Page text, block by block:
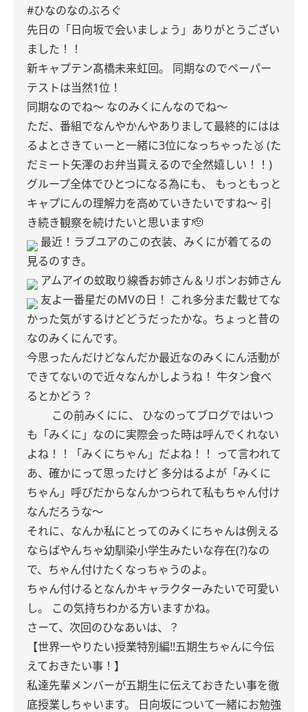
#ひなのなのぶろぐ
先日の「日向坂で会いましょう」ありがとうござい
ました！！
新キャプテン髙橋未来虹回。
同期なのでペーパー
テストは当然1位！
同期なのでね〜 なのみくにんなのでね〜
ただ、番組でなんやかんやありまして最終的にはは
るよとさきてぃーと一緒に3位になっちゃった🥉 (た
だミート矢澤のお弁当貰えるので全然嬉しい！！)
グループ全体でひとつになる為にも、
もっともっと
キャプにんの理解力を高めていきたいですね〜 引
き続き観察を続けたいと思います🫡
最近！ラブユアのこの衣装、みくにが着てるの
見るのすき。
アムアイの蚊取り線香お姉さん＆リボンお姉さん
友よ一番星だのMVの日！ これ多分まだ載せてな
かった気がするけどどうだったかな。ちょっと昔の
なのみくにんです。
今思ったんだけどなんだか最近なのみくにん活動が
できてないので近々なんかしようね！ 牛タン食べ
るとかどう？
この前みくにに、
ひなのってブログではいつ
も「みくに」なのに実際会った時は呼んでくれない
よね！！「みくにちゃん」だよね！！ って言われて
あ、確かにって思ったけど 多分はるよが「みくに
ちゃん」呼びだからなんかつられて私もちゃん付け
なんだろうな〜
それに、なんか私にとってのみくにちゃんは例える
ならばやんちゃ幼馴染小学生みたいな存在(?)なの
で、ちゃん付けたくなっちゃうのよ。
ちゃん付けるとなんかキャラクターみたいで可愛い
し。
この気持ちわかる方いますかね。
さーて、次回のひなあいは、？
【世界一やりたい授業特別編!!五期生ちゃんに今伝
えておきたい事！】
私達先輩メンバーが五期生に伝えておきたい事を徹
底授業しちゃいます。
日向坂について一緒にお勉強